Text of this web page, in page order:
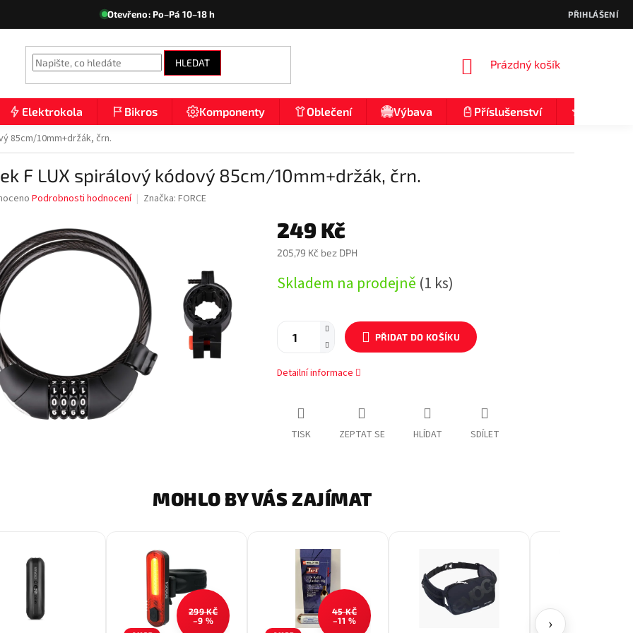
Otevřeno: Po–Pá 10–18 h PŘIHLÁŠENÍ
HLEDAT
NÁKUPNÍ
Prázdný košík
Elektrokola Bikros Komponenty Oblečení Výbava Příslušenství
85cm/10mm+držák, črn.
F LUX spirálový kódový 85cm/10mm+držák, črn.
Podrobnosti hodnocení Značka: FORCE
249 Kč
205,79 Kč bez DPH
cena:
Skladem na prodejně (1 ks)
PŘIDAT DO KOŠÍKU
Detailní informace
TISK ZEPTAT SE HLÍDAT SDÍLET
MOHLO BY VÁS ZAJÍMAT
299 KČ
–9 %
45 KČ
–11 %
›